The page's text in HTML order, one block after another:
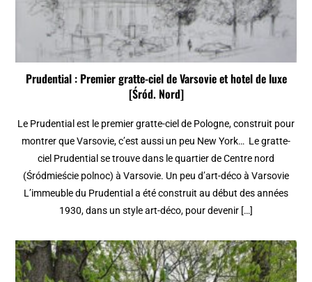
Prudential : Premier gratte-ciel de Varsovie et hotel de luxe
[Śród. Nord]
Le Prudential est le premier gratte-ciel de Pologne, construit pour
montrer que Varsovie, c’est aussi un peu New York… Le gratte-
ciel Prudential se trouve dans le quartier de Centre nord
(Śródmieście polnoc) à Varsovie. Un peu d’art-déco à Varsovie
L’immeuble du Prudential a été construit au début des années
1930, dans un style art-déco, pour devenir […]